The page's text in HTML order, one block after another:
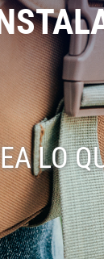
LO